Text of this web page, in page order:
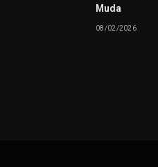
Muda
08/02/2026